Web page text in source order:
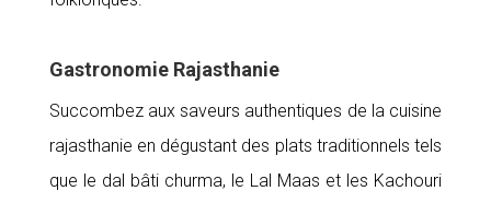
Gastronomie Rajasthanie
Succombez aux saveurs authentiques de la cuisine
rajasthanie en dégustant des plats traditionnels tels
que le dal bâti churma, le Lal Maas et les Kachouri